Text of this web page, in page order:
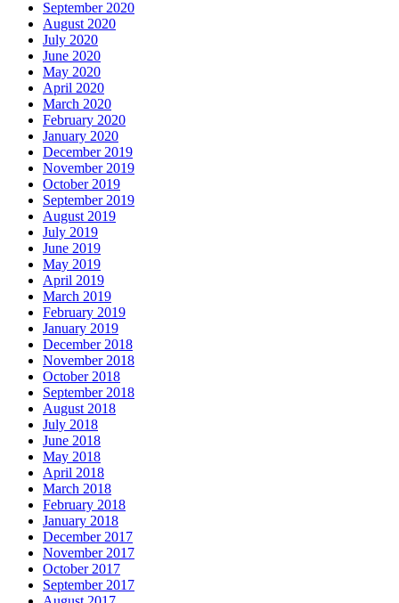
September 2020
August 2020
July 2020
June 2020
May 2020
April 2020
March 2020
February 2020
January 2020
December 2019
November 2019
October 2019
September 2019
August 2019
July 2019
June 2019
May 2019
April 2019
March 2019
February 2019
January 2019
December 2018
November 2018
October 2018
September 2018
August 2018
July 2018
June 2018
May 2018
April 2018
March 2018
February 2018
January 2018
December 2017
November 2017
October 2017
September 2017